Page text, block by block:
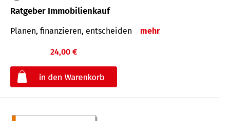
Ratgeber Immobilienkauf
Planen, finanzieren, entscheiden mehr
24,00 €